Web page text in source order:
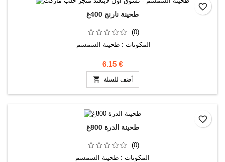
طحينة نارنج 400غ
(0)
المكونات : طحينة السمسم
6.15 €
 أضف للسلة
favorite_border
طحينة الدرة 800غ
(0)
المكونات : طحينة السمسم
favorite_border